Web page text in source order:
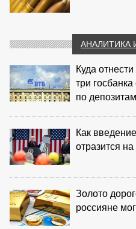
АНАЛИТИКА
Куда
три
по депозитам
Как
отразится
Золото
россияне